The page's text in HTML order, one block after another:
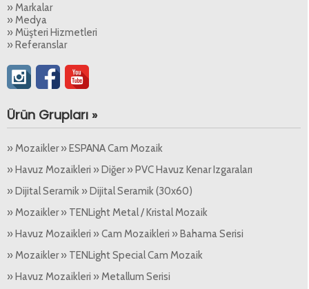
» Markalar
» Medya
» Müşteri Hizmetleri
» Referanslar
Ürün Grupları »
» Mozaikler » ESPANA Cam Mozaik
» Havuz Mozaikleri » Diğer » PVC Havuz Kenar Izgaraları
» Dijital Seramik » Dijital Seramik (30x60)
» Mozaikler » TENLight Metal / Kristal Mozaik
» Havuz Mozaikleri » Cam Mozaikleri » Bahama Serisi
» Mozaikler » TENLight Special Cam Mozaik
» Havuz Mozaikleri » Metallum Serisi